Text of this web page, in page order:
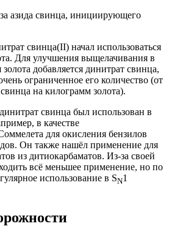
азида свинца, инициирующего
свинца(II) начал использоваться
Для улучшения выщелачивания в
добавляется динитрат свинца,
ограниченное его количество (от
на килограмм золота).
свинца был использован в
в качестве
для окисления бензилов
Он также нашёл применение для
из дитиокарбаматов. Из-за своей
всё меньшее применение, но по
использование в SN1